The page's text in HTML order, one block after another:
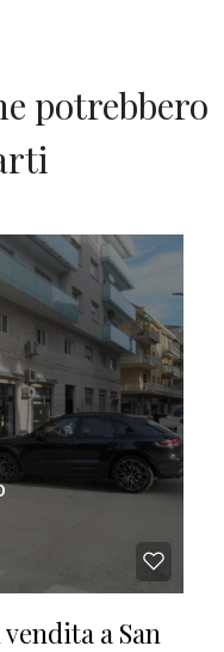
potrebbero
a San